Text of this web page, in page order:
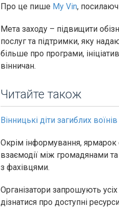
Про це пише My Vin,
Мета заходу – підвищити
послуг та підтримки, яку
більше про програми,
вінничан.
Читайте також
Вінницькі діти загиблих
Окрім інформування,
взаємодії між громадянами
з фахівцями.
Організатори запрошують
дізнатися про доступні